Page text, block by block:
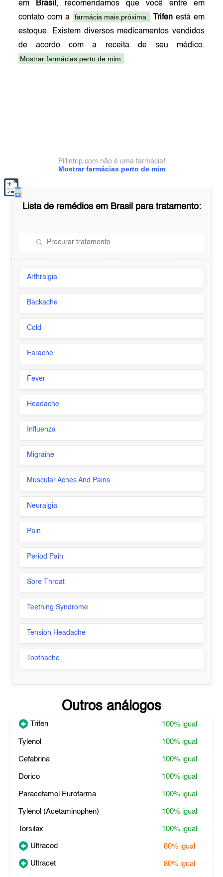
em Brasil , recomendamos que você entre em
contato com a
farmácia mais próxima. Trifenestá em
estoque. Existem diversos medicamentos vendidos
de acordo com a receita de seu médico.
Mostrar farmácias perto de mim.
Mostrar farmácias perto de mim
Pillintrip.com não é uma farmácia!
Lista de remédios em Brasil para tratamento:
Arthralgia
Backache
Cold
Earache
Fever
Headache
Influenza
Migraine
Muscular Aches And Pains
Neuralgia
Pain
Period Pain
Sore Throat
Teething Syndrome
Tension Headache
Toothache
Outros análogos
Trifen 100% igual
Tylenol 100% igual
Cefabrina 100% igual
Dorico 100% igual
Paracetamol Eurofarma 100% igual
Tylenol (Acetaminophen) 100% igual
Torsilax 100% igual
Ultracod 80% igual
Ultracet 80% igual